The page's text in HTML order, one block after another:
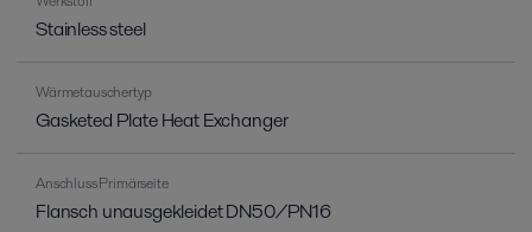
Stainless steel
Wärmetauschertyp
Gasketed Plate Heat Exchanger
Anschluss Primärseite
Flansch unausgekleidet DN50/PN16